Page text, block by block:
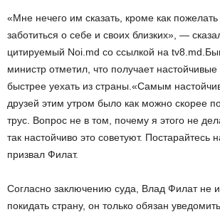
«Мне нечего им сказать, кроме как
заботиться о себе и своих близких», —
цитируемый Noi.md со ссылкой на
министр отметил, что получает
быстрее уехать из страны.«Самым
друзей этим утром было как можно скорее
трус. Вопрос не в том, почему я этого не
так настойчиво это советуют. Постарайтесь
призвал Филат.
Согласно заключению суда, Влад Филат не
покидать страну, он только обязан